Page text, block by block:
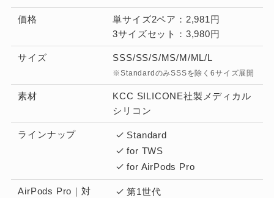
価格
単サイズ2ペア：2,981円
3サイズセット：3,980円
サイズ SSS/SS/S/MS/M/ML/L
※StandardのみSSSを除く6サイズ展開
素材
KCC SILICONE社製メディカル
シリコン
ラインナップ
Standard
for TWS
for AirPods Pro
AirPods Pro｜対
第1世代